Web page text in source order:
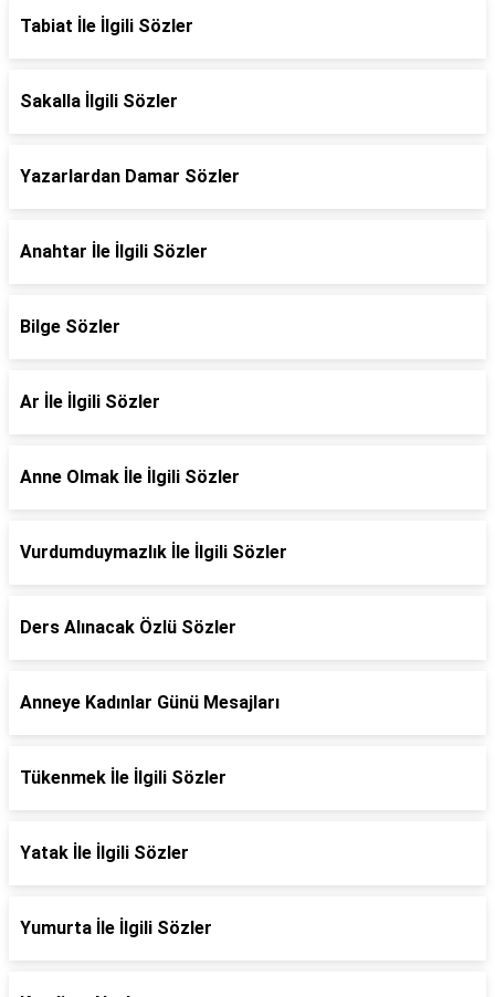
Tabiat İle İlgili Sözler
Sakalla İlgili Sözler
Yazarlardan Damar Sözler
Anahtar İle İlgili Sözler
Bilge Sözler
Ar İle İlgili Sözler
Anne Olmak İle İlgili Sözler
Vurdumduymazlık İle İlgili Sözler
Ders Alınacak Özlü Sözler
Anneye Kadınlar Günü Mesajları
Tükenmek İle İlgili Sözler
Yatak İle İlgili Sözler
Yumurta İle İlgili Sözler